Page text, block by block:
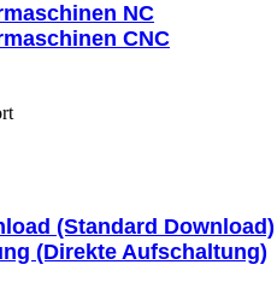
NC
CNC
(Standard Download)
(Direkte Aufschaltung)